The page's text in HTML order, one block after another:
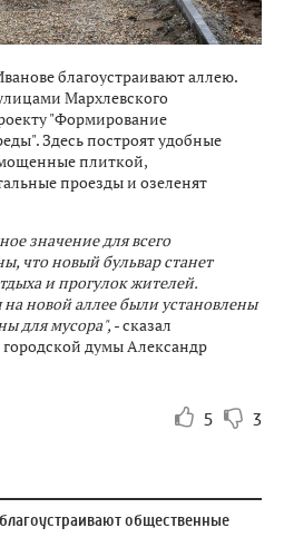
благоустраивают аллею.
Мархлевского
"Формирование
Здесь построят удобные
плиткой,
проезды и озеленят
значение для всего
что новый бульвар станет
и прогулок жителей.
новой аллее были установлены
для мусора", - сказал
думы Александр
5 3
общественные